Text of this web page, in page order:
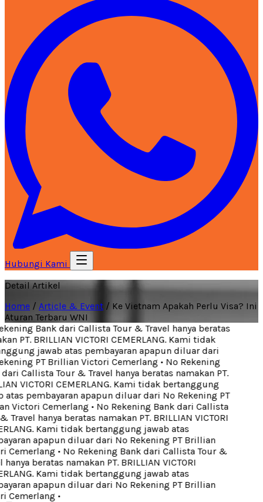
Hubungi Kami
Detail Artikel
Home / Article & Event / Ke Vietnam Apakah Perlu Visa? Ini
Aturan Terbaru WNI
Bank dari Callista Tour & Travel hanya beratas
PT. BRILLIAN VICTORI CEMERLANG. Kami tidak
jawab atas pembayaran apapun diluar dari
PT Brillian Victori Cemerlang• No Rekening
Callista Tour & Travel hanya beratas namakan PT.
VICTORI CEMERLANG. Kami tidak bertanggung
pembayaran apapun diluar dari No Rekening PT
Victori Cemerlang• No Rekening Bank dari Callista
Travel hanya beratas namakan PT. BRILLIAN VICTORI
Kami tidak bertanggung jawab atas
apapun diluar dari No Rekening PT Brillian
Cemerlang• No Rekening Bank dari Callista Tour &
beratas namakan PT. BRILLIAN VICTORI
Kami tidak bertanggung jawab atas
apapun diluar dari No Rekening PT Brillian
Cemerlang•